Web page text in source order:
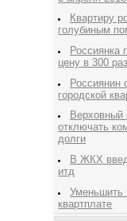
Квартиру
голубиным
Россиянка
цену в 300 раз
Россиянин
городской
Верховный
отключать
долги
В ЖКХ
итд
Уменьшить
квартплате